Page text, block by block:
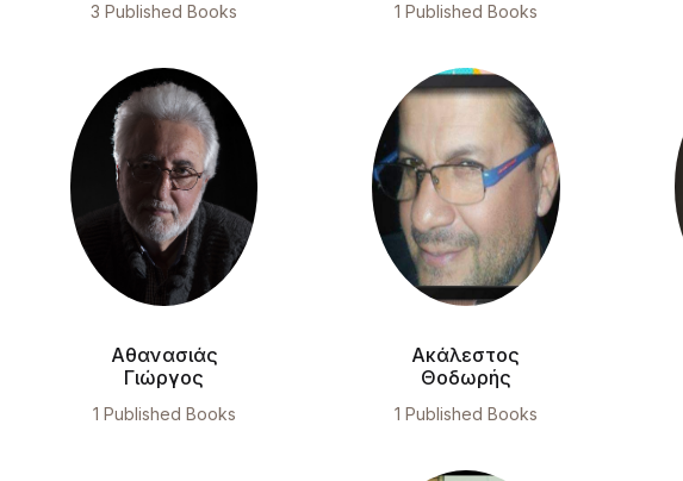
3 Published Books 1 Published Books
Αθανασιάς
Γιώργος
1 Published Books
Ακάλεστος
Θοδωρής
1 Published Books